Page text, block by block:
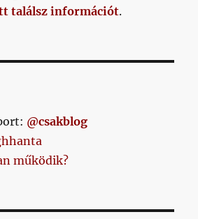
találsz információt.
@csakblog
működik?